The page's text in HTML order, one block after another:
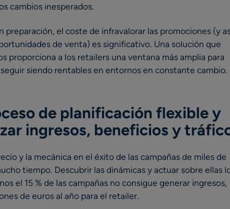
cambios inesperados.
preparación, el coste de infravalorar las promociones (y
de venta) es significativo. Una solución que
proporciona a los retailers una ventana más amplia para
siendo rentables en entornos en constante cambio.
de planificación flexible y
ingresos, beneficios y
y la mecánica en el éxito de las campañas de miles de
tiempo. Descubrir las dinámicas y actuar sobre ellas
el 15 % de las campañas no consigue generar ingresos,
de euros al año para el retailer.